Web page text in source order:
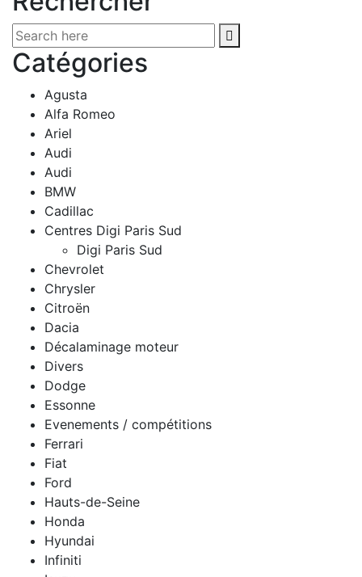
Catégories
Agusta
Alfa Romeo
Ariel
Audi
Audi
BMW
Cadillac
Centres Digi Paris Sud
Digi Paris Sud
Chevrolet
Chrysler
Citroën
Dacia
Décalaminage moteur
Divers
Dodge
Essonne
Evenements / compétitions
Ferrari
Fiat
Ford
Hauts-de-Seine
Honda
Hyundai
Infiniti